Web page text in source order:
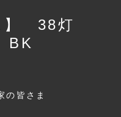
】 38灯
BK
の皆さま